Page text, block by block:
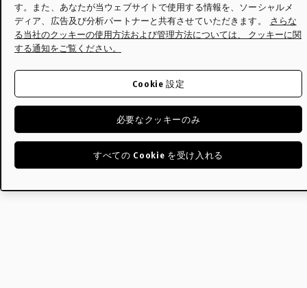
す。また、あなたが当ウェブサイトで使用する情報を、ソーシャルメ
ディア、広告及び分析パートナーと共有させていただきます。
さらな
る当社のクッキーの使用方法および管理方法については、 クッキーに関
する通知をご覧ください。
必要なクッキーのみ
すべての Cookie を受け入れる
Cookie 設定